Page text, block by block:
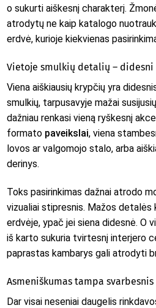
o sukurti aiškesnį charakterį.
atrodytų ne kaip katalogo
erdvė, kurioje kiekvienas
Vietoje smulkių detalių –
Viena aiškiausių krypčių yra
smulkių, tarpusavyje mažai
dažniau renkasi vieną ryškesnį
formato paveikslai, viena
lovos ar valgomojo stalo, arba
derinys.
Toks pasirinkimas dažnai atrodo
vizualiai stipresnis. Mažos
erdvėje, ypač jei siena didesnė. O
iš karto sukuria tvirtesnį interjero
paprastas kambarys gali atrodyti
Asmeniškumas tampa
Dar visai neseniai daugelis